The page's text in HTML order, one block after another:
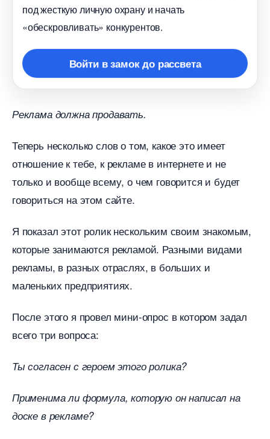
под жесткую личную охрану и начать
«обескровливать» конкурентов.
ойти в замок до рассвета
Реклама должна продавать.
Теперь несколько слов о том, какое это имеет
отношение к тебе, к рекламе в интернете и не
только и вообще всему, о чем говорится и будет
овориться на этом сайте.
Я показал этот ролик нескольким своим знакомым,
которые занимаются рекламой. Разными видами
рекламы, в разных отраслях, в больших и
маленьких предприятиях.
После этого я провел мини-опрос в котором задал
сего три вопроса:
Ты согласен с героем этого ролика?
Применима ли формула, которую он написал на
доске в рекламе?